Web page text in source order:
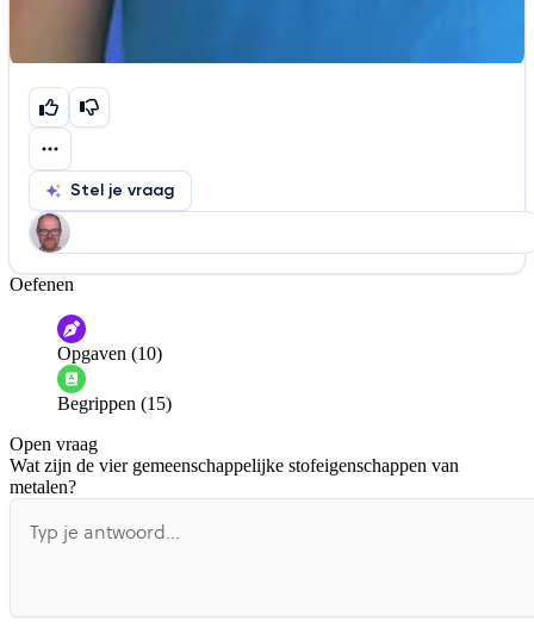
Stel je vraag
Help ons de video te verbeteren
De audio is slecht
Informatie is onjuist
De docent is te langdradig
De uitleg gaat te langzaam
Afspelen werkte niet
Oefenen
Opgaven (10)
Begrippen (15)
Open vraag
Wat zijn de vier gemeenschappelijke stofeigenschappen van
metalen?